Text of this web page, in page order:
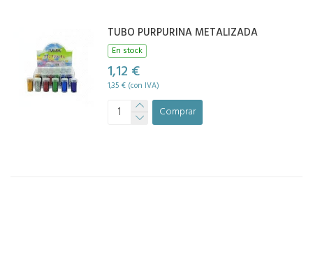
TUBO PURPURINA METALIZADA
En stock
1,12 €
1,35 € (con IVA)
Comprar